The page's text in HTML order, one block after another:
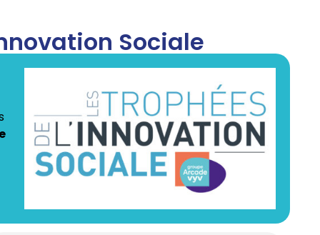
Sociale